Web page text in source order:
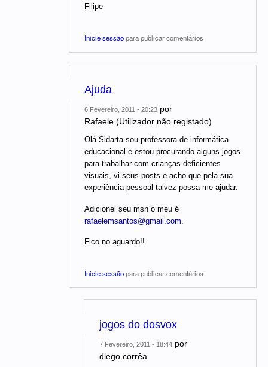
Filipe
Inicie sessãopara publicar comentários
Ajuda
6 Fevereiro, 2011 - 20:23 por
Rafaele (Utilizador não registado)
Olá Sidarta sou professora de informática
educacional e estou procurando alguns jogos
para trabalhar com crianças deficientes
visuais, vi seus posts e acho que pela sua
experiência pessoal talvez possa me ajudar.
Adicionei seu msn o meu é
rafaelemsantos@gmail.com
Fico no aguardo!!
Inicie sessãopara publicar comentários
jogos do dosvox
7 Fevereiro, 2011 - 18:44 por
diego corrêa